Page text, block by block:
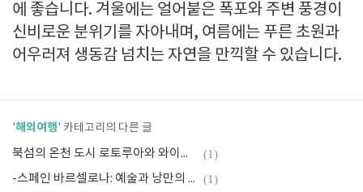
에 좋습니다. 겨울에는 얼어붙은 폭포와 주변 풍경이
신비로운 분위기를 자아내며, 여름에는 푸른 초원과
어우러져 생동감 넘치는 자연을 만끽할 수 있습니다.
'해외여행' 카테고리의 다른 글
북섬의 온천 도시 로토루아와 와이토모 반딧불 동굴 (1)
-스페인 바르셀로나: 예술과 낭만의 도시, 해변과 건축이 어우러진 감성 여행지. (1)